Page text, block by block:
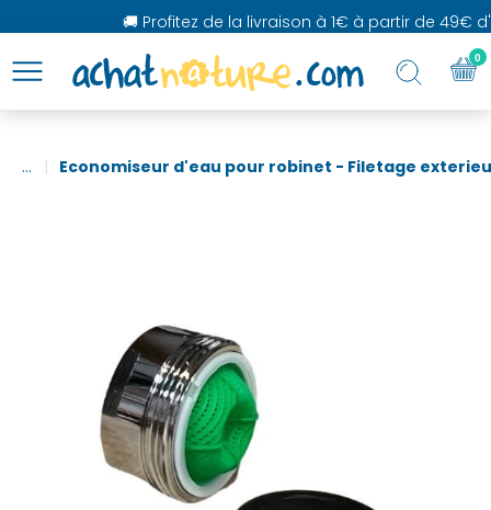
🚚 Profitez de la livraison à 1€ à partir de 49€
... Economiseur d'eau pour robinet - Filetage
0